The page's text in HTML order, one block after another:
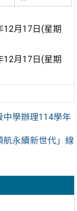
12月17日(星期
12月17日(星期
中學辦理114學年
航永續新世代」線